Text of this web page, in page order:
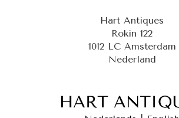
Hart Antiques
Rokin 122
1012 LC Amsterdam
Nederland